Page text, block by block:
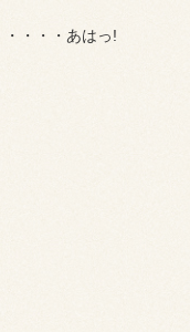
・・・あはっ!